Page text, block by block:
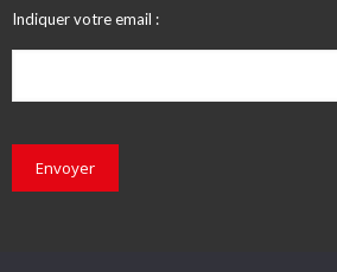
Indiquer votre email :
Envoyer